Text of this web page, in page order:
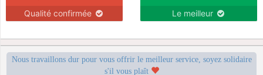
Qualité confirmée Le meilleur
Nous travaillons dur pour vous offrir le meilleur service, soyez solidaire
s'il vous plaît